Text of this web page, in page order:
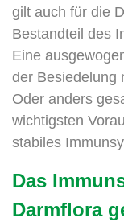
gilt auch für die
Bestandteil des
Eine
der Besiedelung
Oder anders
wichtigsten
stabiles
Das
Darmflora